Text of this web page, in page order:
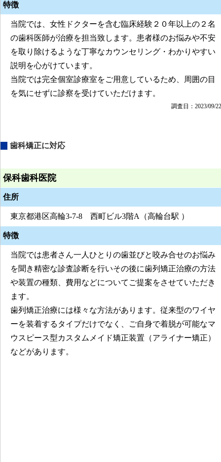
特徴
当院では、女性ドクターを含む臨床経験２０年以上の２名
の歯科医師が治療を担当致します。患者様のお悩みや不安
を取り除けるような丁寧なカウンセリング・わかりやすい
説明を心がけています。
当院では完全個室診療室をご用意しているため、周囲の目
を気にせずに診察を受けていただけます。
調査日：2023/09/22
歯科矯正に対応
保科歯科医院
住所
東京都港区高輪3-7-8 西町ビル3階A（高輪台駅 ）
特徴
当院では患者さん一人ひとりの歯並びと咬み合せのお悩み
を聞き精密な診査診断を行いその後に歯列矯正治療の方法
や装置の種類、費用などについてご提案をさせていただき
ます。
歯列矯正治療には様々な方法があります。従来型のワイヤ
ーを装着するタイプだけでなく、ご自身で着脱が可能なマ
ウスピース型カスタムメイド矯正装置（アライナー矯正）
などがあります。